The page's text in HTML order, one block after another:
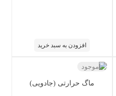
افزودن به سبد خرید
ماگ حرارتی (جادویی)
ناموجود